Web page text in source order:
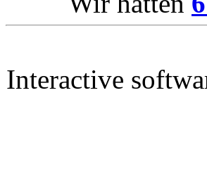
Wir hatten
Interactive